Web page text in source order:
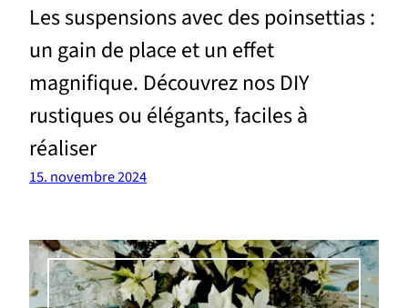
Les suspensions avec des poinsettias :
un gain de place et un effet
magnifique. Découvrez nos DIY
rustiques ou élégants, faciles à
réaliser
15. novembre 2024